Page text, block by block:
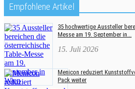
Empfohlene Artikel
35 hochwertige Aussteller
Messe am 19. September in...
15. Juli 2026
Menicon reduziert
Pack weiter